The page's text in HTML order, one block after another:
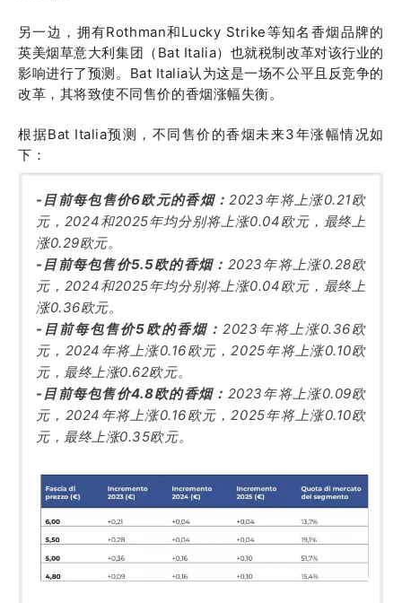
另一边，拥有Rothman和Lucky Strike等知名香烟品牌的
英美烟草意大利集团（Bat Italia）也就税制改革对该行业的
影响进行了预测。Bat Italia认为这是一场不公平且反竞争的
改革，其将致使不同售价的香烟涨幅失衡。
根据Bat Italia预测，不同售价的香烟未来3年涨幅情况如
下：
-目前每包售价6欧元的香烟：2023年将上涨0.21欧
元，2024和2025年均分别将上涨0.04欧元，最终上
涨0.29欧元。
-目前每包售价5.5欧的香烟： 2023年将上涨0.28欧
元，2024和2025年均分别将上涨0.04欧元，最终上
涨0.36欧元。
-目前每包售价5欧的香烟：2023年将上涨0.36欧
元，2024年将上涨0.16欧元，2025年将上涨0.10欧
元，最终上涨0.62欧元。
-目前每包售价4.8欧的香烟： 2023年将上涨0.09欧
元，2024年将上涨0.16欧元，2025年将上涨0.10欧
元，最终上涨0.35欧元。